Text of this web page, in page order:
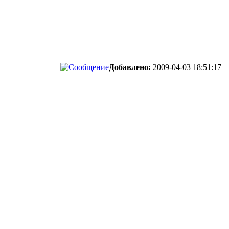
Добавлено: 2009-04-03 18:51:17